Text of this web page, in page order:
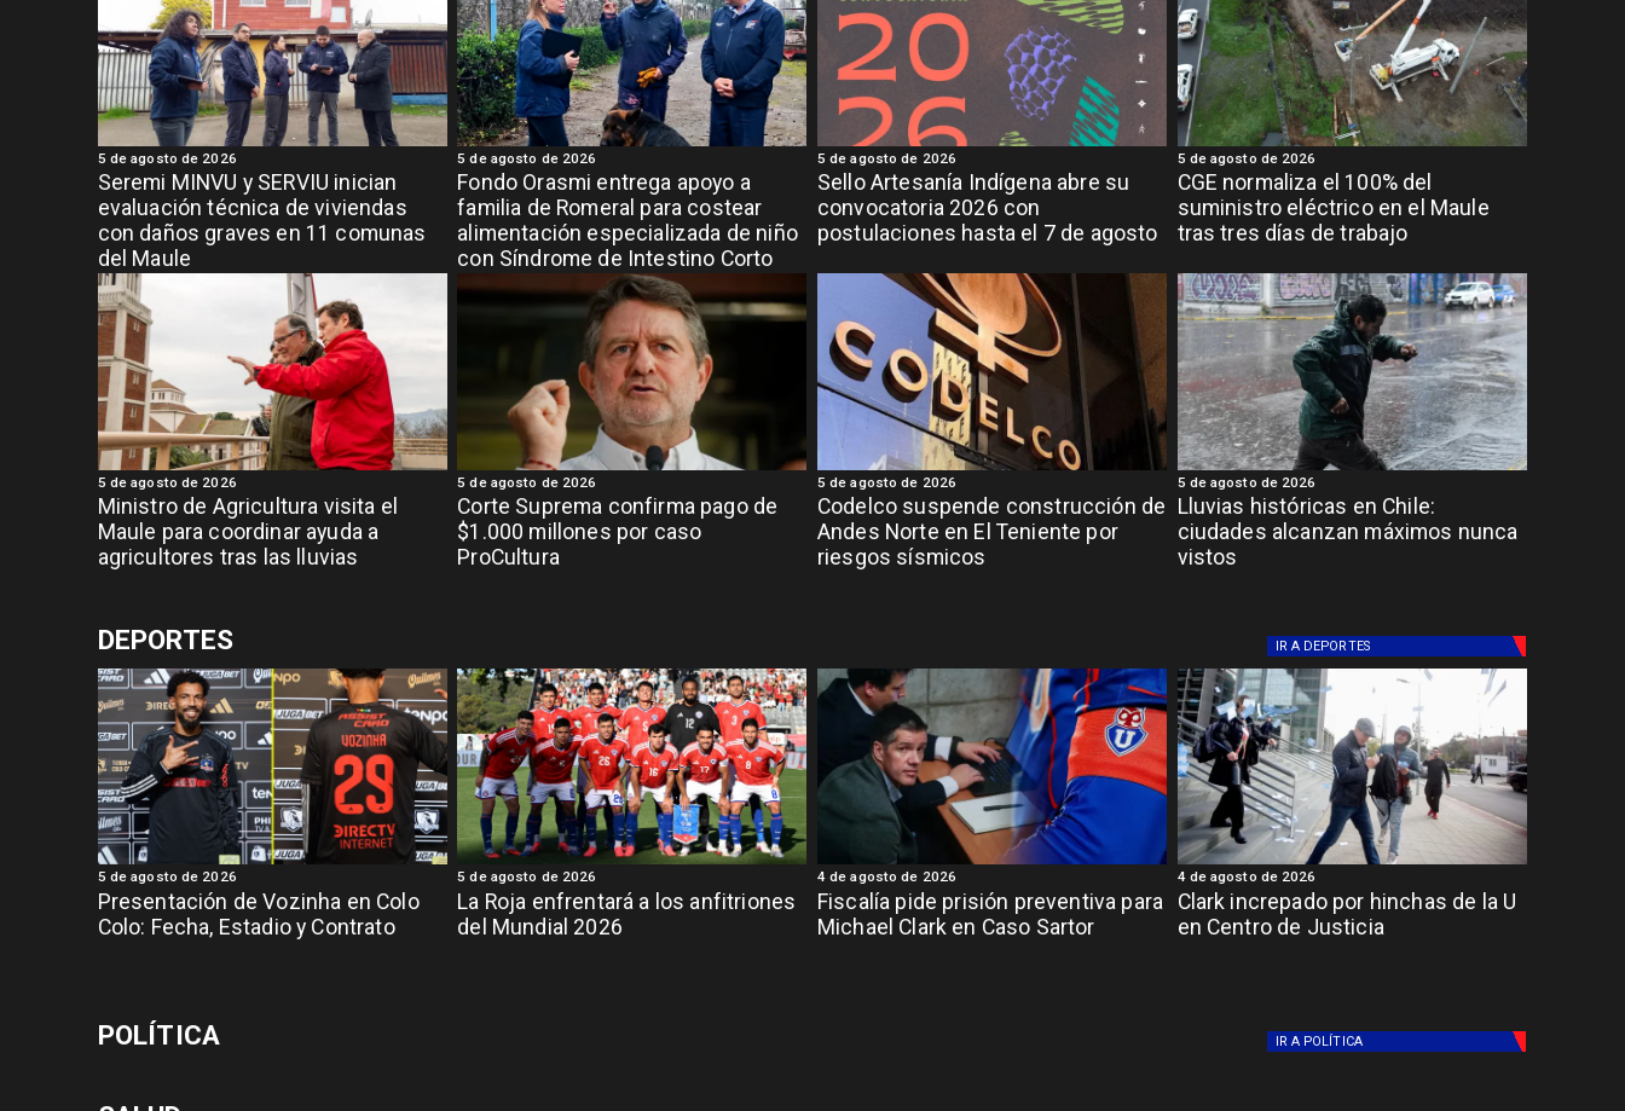
Seremi MINVU y SERVIU inician
evaluación técnica de viviendas
con daños graves en 11 comunas
del Maule
5 de agosto de 2026
Fondo Orasmi entrega apoyo a
familia de Romeral para costear
alimentación especializada de niño
con Síndrome de Intestino Corto
5 de agosto de 2026
Sello Artesanía Indígena abre su
convocatoria 2026 con
postulaciones hasta el 7 de agosto
5 de agosto de 2026
CGE normaliza el 100% del
suministro eléctrico en el Maule
tras tres días de trabajo
5 de agosto de 2026
Ministro de Agricultura visita el
Maule para coordinar ayuda a
agricultores tras las lluvias
5 de agosto de 2026
Corte Suprema confirma pago de
$1.000 millones por caso
ProCultura
5 de agosto de 2026
Codelco suspende construcción de
Andes Norte en El Teniente por
riesgos sísmicos
5 de agosto de 2026
Lluvias históricas en Chile:
ciudades alcanzan máximos nunca
vistos
5 de agosto de 2026
DEPORTES IR A DEPORTES
Presentación de Vozinha en Colo
Colo: Fecha, Estadio y Contrato
5 de agosto de 2026
La Roja enfrentará a los anfitriones
del Mundial 2026
5 de agosto de 2026
Fiscalía pide prisión preventiva para
Michael Clark en Caso Sartor
4 de agosto de 2026
Clark increpado por hinchas de la U
en Centro de Justicia
4 de agosto de 2026
POLÍTICA IR A POLÍTICA